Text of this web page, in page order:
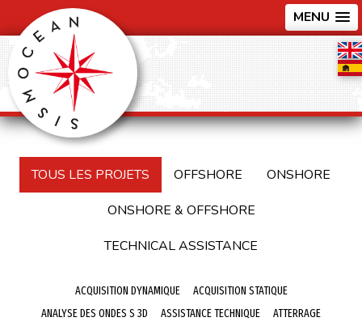
MENU
TOUS LES PROJETS OFFSHORE
ONSHORE
ONSHORE & OFFSHORE
TECHNICAL ASSISTANCE
ACQUISITION DYNAMIQUE
ACQUISITION STATIQUE
ANALYSE DES ONDES S 3D
ASSISTANCE TECHNIQUE
ATTERRAGE